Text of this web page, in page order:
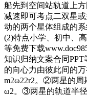
船先到空间站轨道上
减速即可考点二双星
动的两个星体组成的
(2)特点小学、初中、
等免费下载
知识归纳文案合同
的向心力由彼此间的
m2ω22r2。②两星的周
ω2。③两星的轨道半径